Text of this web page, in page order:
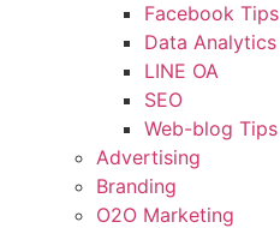
Facebook Tips
Data Analytics
LINE OA
SEO
Web-blog Tips
Advertising
Branding
O2O Marketing